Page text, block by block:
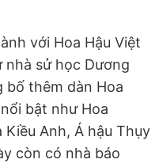
với Hoa Hậu Việt
nhà sử học Dương
bố thêm dàn Hoa
bật như Hoa
Kiều Anh, Á hậu Thụy
còn có nhà báo